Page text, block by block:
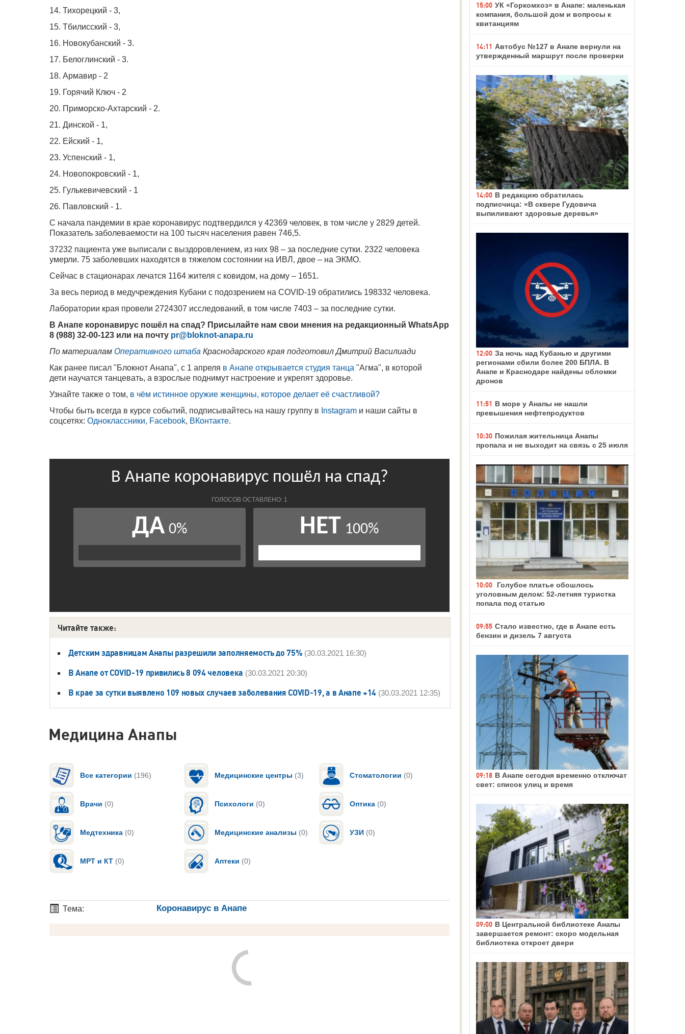
14. Тихорецкий - 3,
15. Тбилисский - 3,
16. Новокубанский - 3.
17. Белоглинский - 3.
18. Армавир - 2
19. Горячий Ключ - 2
20. Приморско-Ахтарский - 2.
21. Динской - 1,
22. Ейский - 1,
23. Успенский - 1,
24. Новопокровский - 1,
25. Гулькевичевский - 1
26. Павловский - 1.
С начала пандемии в крае коронавирус подтвердился у 42369 человек, в том числе у 2829 детей.
Показатель заболеваемости на 100 тысяч населения равен 746,5.
37232 пациента уже выписали с выздоровлением, из них 98 – за последние сутки. 2322 человека
умерли. 75 заболевших находятся в тяжелом состоянии на ИВЛ, двое – на ЭКМО.
Сейчас в стационарах лечатся 1164 жителя с ковидом, на дому – 1651.
За весь период в медучреждения Кубани с подозрением на COVID-19 обратились 198332 человека.
Лаборатории края провели 2724307 исследований, в том числе 7403 – за последние сутки.
В Анапе коронавирус пошёл на спад? Присылайте нам свои мнения на редакционный WhatsApp
8 (988) 32-00-123 или на почту pr@bloknot-anapa.ru
По материалам Оперативного штаба Краснодарского края подготовил Дмитрий Василиади
Как ранее писал "Блокнот Анапа", с 1 апреля в Анапе открывается студия танца "Агма", в которой
дети научатся танцевать, а взрослые поднимут настроение и укрепят здоровье.
Узнайте также о том, в чём истинное оружие женщины, которое делает её счастливой?
Чтобы быть всегда в курсе событий, подписывайтесь на нашу группу в Instagram и наши сайты в
соцсетях: Одноклассники, Facebook, ВКонтакте.
Читайте также:
Детским здравницам Анапы разрешили заполняемость до 75% (30.03.2021 16:30)
В Анапе от COVID-19 привились 8 094 человека (30.03.2021 20:30)
В крае за сутки выявлено 109 новых случаев заболевания COVID-19, а в Анапе +14 (30.03.2021 12:35)
Медицина Анапы
Все категории (196) Медицинские центры (3) Стоматологии (0)
Врачи (0) Психологи (0) Оптика (0)
Медтехника (0) Медицинские анализы (0) УЗИ (0)
МРТ и КТ (0) Аптеки (0)
Тема: Коронавирус в Анапе
15:00 УК «Горкомхоз» в Анапе: маленькая
компания, большой дом и вопросы к
квитанциям
14:11 Автобус №127 в Анапе вернули на
утвержденный маршрут после проверки
14:00 В редакцию обратилась
подписчица: «В сквере Гудовича
выпиливают здоровые деревья»
12:00 За ночь над Кубанью и другими
регионами сбили более 200 БПЛА. В
Анапе и Краснодаре найдены обломки
дронов
11:51 В море у Анапы не нашли
превышения нефтепродуктов
10:30 Пожилая жительница Анапы
пропала и не выходит на связь с 25 июля
10:00
Голубое платье обошлось
уголовным делом: 52-летняя туристка
попала под статью
09:55 Стало известно, где в Анапе есть
бензин и дизель 7 августа
09:18 В Анапе сегодня временно отключат
свет: список улиц и время
09:00 В Центральной библиотеке Анапы
завершается ремонт: скоро модельная
библиотека откроет двери